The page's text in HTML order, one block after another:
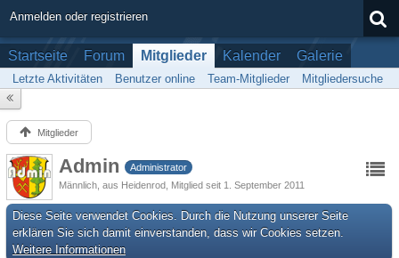
Anmelden oder registrieren
Startseite Forum Mitglieder Kalender Galerie
Letzte Aktivitäten Benutzer online Team-Mitglieder Mitgliedersuche
Mitglieder
Admin
Administrator
Männlich aus Heidenrod Mitglied seit 1. September 2011
Diese Seite verwendet Cookies. Durch die Nutzung unserer Seite
erklären Sie sich damit einverstanden, dass wir Cookies setzen.
Weitere Informationen